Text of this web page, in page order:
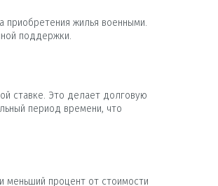
приобретения жилья военными.
поддержки.
ставке. Это делает долговую
период времени, что
меньший процент от стоимости